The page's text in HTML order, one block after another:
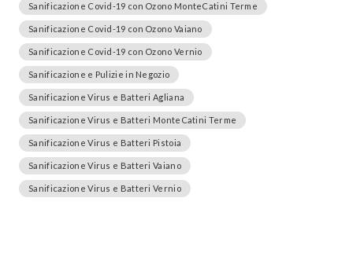
Sanificazione Covid-19 con Ozono MonteCatini Terme
Sanificazione Covid-19 con Ozono Vaiano
Sanificazione Covid-19 con Ozono Vernio
Sanificazione e Pulizie in Negozio
Sanificazione Virus e Batteri Agliana
Sanificazione Virus e Batteri MonteCatini Terme
Sanificazione Virus e Batteri Pistoia
Sanificazione Virus e Batteri Vaiano
Sanificazione Virus e Batteri Vernio